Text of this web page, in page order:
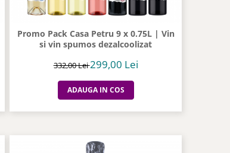
Promo Pack Casa Petru 9 x 0.75L | Vin
si vin spumos dezalcoolizat
332,00 Lei299,00 Lei
ADAUGA IN COS